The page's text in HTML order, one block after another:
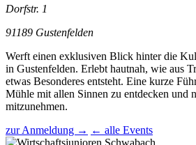
Dorfstr. 1
91189 Gustenfelden
Werft einen exklusiven Blick hinter die
in Gustenfelden. Erlebt hautnah, wie aus
etwas Besonderes entsteht. Eine kurze
Mühle mit allen Sinnen zu entdecken und
mitzunehmen.
zur Anmeldung → ← alle Events